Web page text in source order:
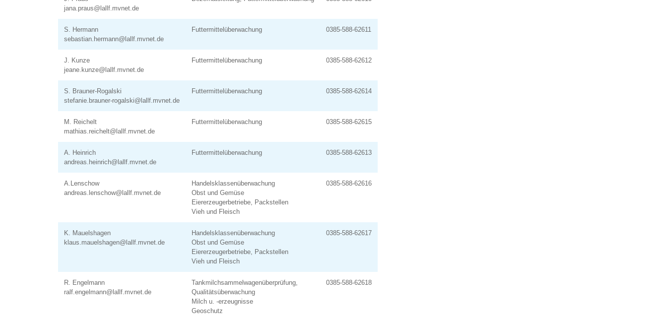
jana.praus@lallf.mvnet.de
S. Hermann
sebastian.hermann@lallf.mvnet.de
Futtermittelüberwachung 0385-588-62611
J. Kunze
jeane.kunze@lallf.mvnet.de
Futtermittelüberwachung 0385-588-62612
S. Brauner-Rogalski
stefanie.brauner-rogalski@lallf.mvnet.de
Futtermittelüberwachung 0385-588-62614
M. Reichelt
mathias.reichelt@lallf.mvnet.de
Futtermittelüberwachung 0385-588-62615
A. Heinrich
andreas.heinrich@lallf.mvnet.de
Futtermittelüberwachung 0385-588-62613
A.Lenschow
andreas.lenschow@lallf.mvnet.de
Handelsklassenüberwachung
Obst und Gemüse
Eiererzeugerbetriebe, Packstellen
Vieh und Fleisch
0385-588-62616
K. Mauelshagen
klaus.mauelshagen@lallf.mvnet.de
Handelsklassenüberwachung
Obst und Gemüse
Eiererzeugerbetriebe, Packstellen
Vieh und Fleisch
0385-588-62617
R. Engelmann
ralf.engelmann@lallf.mvnet.de
Tankmilchsammelwagenüberprüfung,
Qualitätsüberwachung
Milch u. -erzeugnisse
Geoschutz
0385-588-62618